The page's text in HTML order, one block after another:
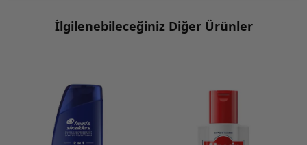
İlgilenebileceğiniz Diğer Ürünler